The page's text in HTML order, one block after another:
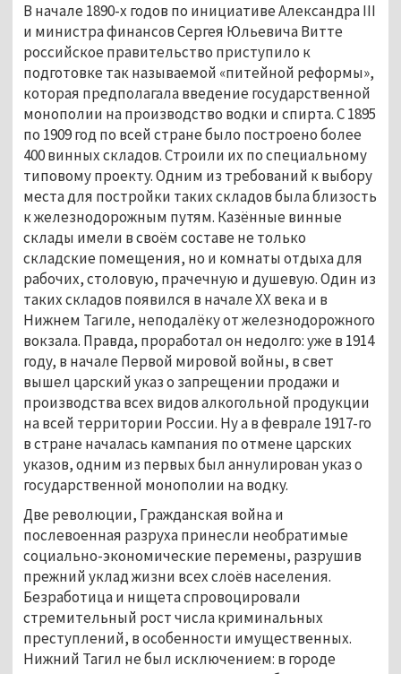
В начале 1890-х годов по инициативе Александра III
и министра финансов Сергея Юльевича Витте
российское правительство приступило к
подготовке так называемой «питейной реформы»,
которая предполагала введение государственной
монополии на производство водки и спирта. С 1895
по 1909 год по всей стране было построено более
400 винных складов. Строили их по специальному
типовому проекту. Одним из требований к выбору
места для постройки таких складов была близость
к железнодорожным путям. Казённые винные
склады имели в своём составе не только
складские помещения, но и комнаты отдыха для
рабочих, столовую, прачечную и душевую. Один из
таких складов появился в начале ХХ века и в
Нижнем Тагиле, неподалёку от железнодорожного
вокзала. Правда, проработал он недолго: уже в 1914
году, в начале Первой мировой войны, в свет
вышел царский указ о запрещении продажи и
производства всех видов алкогольной продукции
на всей территории России. Ну а в феврале 1917-го
в стране началась кампания по отмене царских
указов, одним из первых был аннулирован указ о
государственной монополии на водку.
Две революции, Гражданская война и
послевоенная разруха принесли необратимые
социально-экономические перемены, разрушив
прежний уклад жизни всех слоёв населения.
Безработица и нищета спровоцировали
стремительный рост числа криминальных
преступлений, в особенности имущественных.
Нижний Тагил не был исключением: в городе